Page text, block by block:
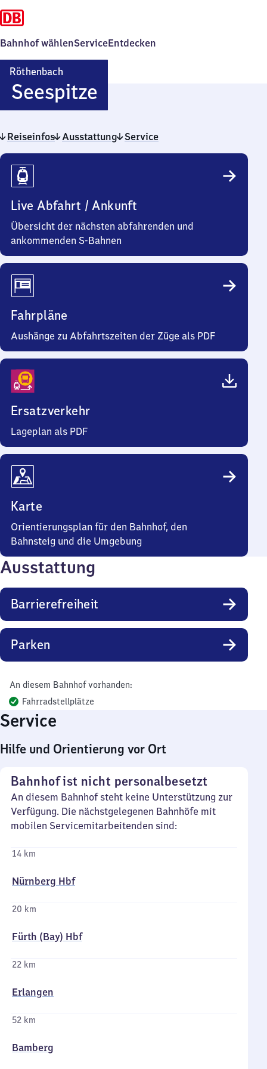
Bahnhof wählenServiceEntdecken
Röthenbach
SeespitzeRöthenbach-
Seespitze
Reiseinfos Ausstattung Service
Reiseinfos
Live Abfahrt / Ankunft
Übersicht der nächsten abfahrenden und
ankommenden S-Bahnen
Fahrpläne
Aushänge zu Abfahrtszeiten der Züge als PDF
Ersatzverkehr
Lageplan als PDF
Karte
Orientierungsplan für den Bahnhof, den
Bahnsteig und die Umgebung
Ausstattung
Barrierefreiheit
Parken
An diesem Bahnhof vorhanden:
Fahrradstellplätze
Service
Hilfe und Orientierung vor Ort
Bahnhof ist nicht personalbesetzt
An diesem Bahnhof steht keine Unterstützung zur
Verfügung. Die nächstgelegenen Bahnhöfe mit
mobilen Servicemitarbeitenden sind:
14 km
Nürnberg Hbf
20 km
Fürth (Bay) Hbf
22 km
Erlangen
52 km
Bamberg